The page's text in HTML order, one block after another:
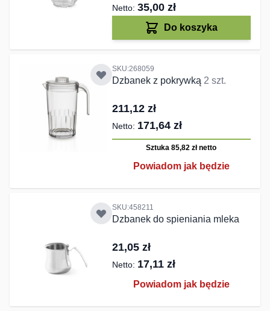
35,00 zł
Do koszyka
SKU:268059
Dzbanek z pokrywką 2 szt.
211,12 zł
171,64 zł
Sztuka 85,82 złnetto
Powiadom jak będzie
SKU:458211
Dzbanek do spieniania mleka
21,05 zł
17,11 zł
Powiadom jak będzie